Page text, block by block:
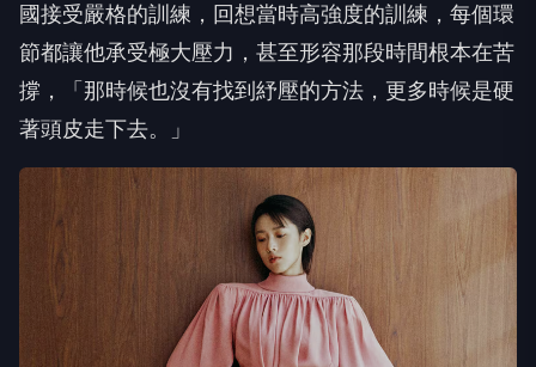
國接受嚴格的訓練，回想當時高強度的訓練，每個環
節都讓他承受極大壓力，甚至形容那段時間根本在苦
撐，「那時候也沒有找到紓壓的方法，更多時候是硬
著頭皮走下去。」